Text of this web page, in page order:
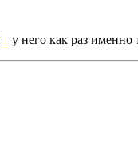
у него как раз именно